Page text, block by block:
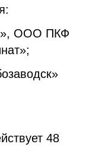
ООО ПКФ
48